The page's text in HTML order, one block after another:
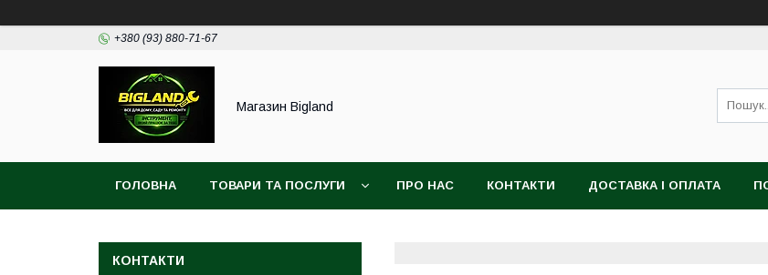
+380 (93) 880-71-67
Магазин Bigland
ГОЛОВНА ТОВАРИ ТА ПОСЛУГИ ПРО НАС КОНТАКТИ ДОСТАВКА І ОПЛАТА
КОНТАКТИ